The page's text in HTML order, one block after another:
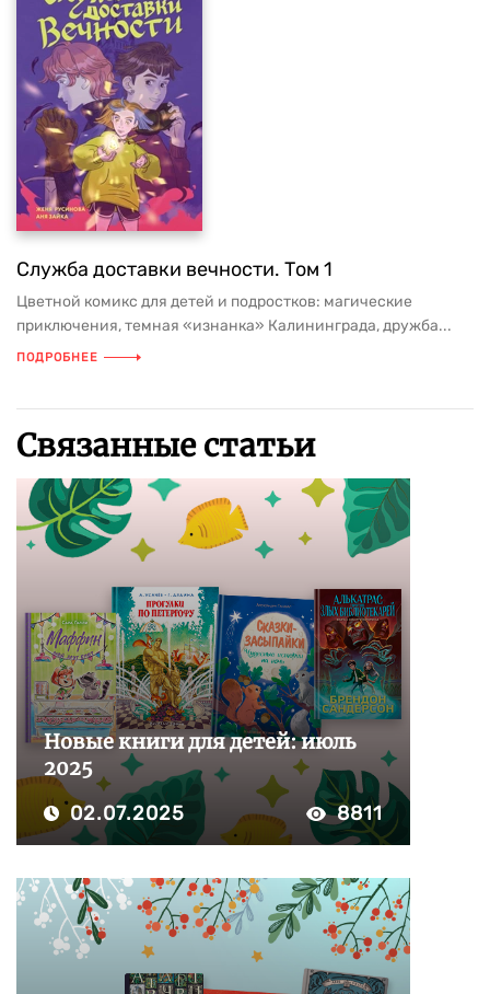
Служба доставки вечности. Том 1
Цветной комикс для детей и подростков: магические
приключения, темная «изнанка» Калининграда, дружба...
ПОДРОБНЕЕ
Связанные статьи
Новые книги для детей: июль
2025
02.07.2025 8811